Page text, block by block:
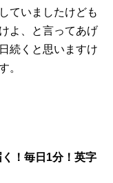
ていましたけども
よ、と言ってあげ
続くと思いますけ
。
！毎日1分！英字